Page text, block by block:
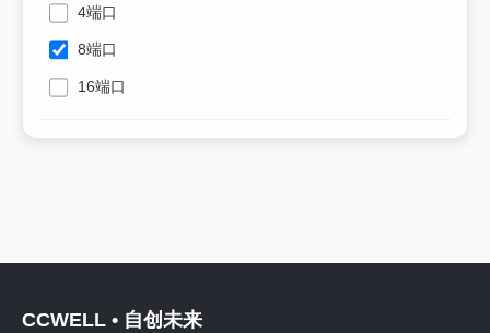
4端口
8端口
16端口
CCWELL • 自创未来